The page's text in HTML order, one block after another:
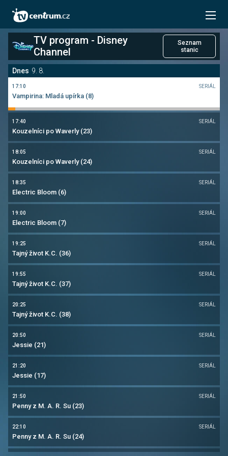
Datum Neděle 9.8.
Nastavení stanic
TV program - Disney
Channel
Seznam
stanic
Dnes 9. 8.
Kouzelná beruška a černý kocour (30)
SERIÁL
Vampirina: Mladá upírka (5)
17:10 SERIÁL
Vampirina: Mladá upírka (8)
17:40 SERIÁL
Kouzelníci po Waverly (23)
18:05 SERIÁL
Kouzelníci po Waverly (24)
18:35 SERIÁL
Electric Bloom (6)
19:00 SERIÁL
Electric Bloom (7)
19:25 SERIÁL
Tajný život K.C. (36)
19:55 SERIÁL
Tajný život K.C. (37)
20:25 SERIÁL
Tajný život K.C. (38)
20:50 SERIÁL
Jessie (21)
21:20 SERIÁL
Jessie (17)
21:50 SERIÁL
Penny z M. A. R. Su (23)
22:10 SERIÁL
Penny z M. A. R. Su (24)